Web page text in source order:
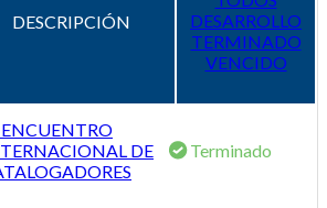
DESCRIPCIÓN
DESARROLLO
TERMINADO
VENCIDO
DE
Terminado